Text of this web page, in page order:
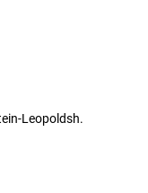
Leopoldsh.